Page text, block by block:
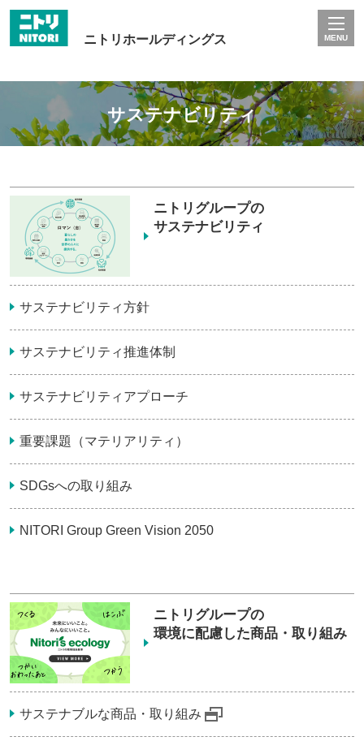
ニトリホールディングス MENU
サステナビリティ
ニトリグループの
サステナビリティ
サステナビリティ方針
サステナビリティ推進体制
サステナビリティアプローチ
重要課題（マテリアリティ）
SDGsへの取り組み
NITORI Group Green Vision 2050
ニトリグループの
環境に配慮した商品・取り組み
サステナブルな商品・取り組み